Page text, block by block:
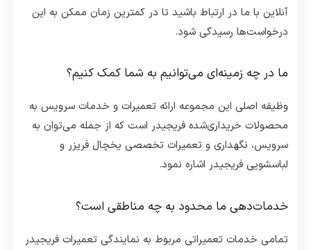
آنلاین با ما در ارتباط باشید تا در کمترین زمان ممکن به این
درخواست‌ها رسیدگی شود.
ما در چه زمینه‌ای می‌توانیم به شما کمک کنیم؟
وظیفه اصلی این مجموعه ارائه تعمیرات و خدمات سرویس به
محصولات خریداری‌شده فریجیدر است که از جمله می‌توان به
سرویس، نگهداری و تعمیرات تخصصی یخچال فریزر و
لباسشویی فریجیدر اشاره نمود.
خدمات‌دهی ما محدود به چه مناطقی است؟
تمامی خدمات تعمیراتی مربوط به نمایندگی تعمیرات فریجیدر